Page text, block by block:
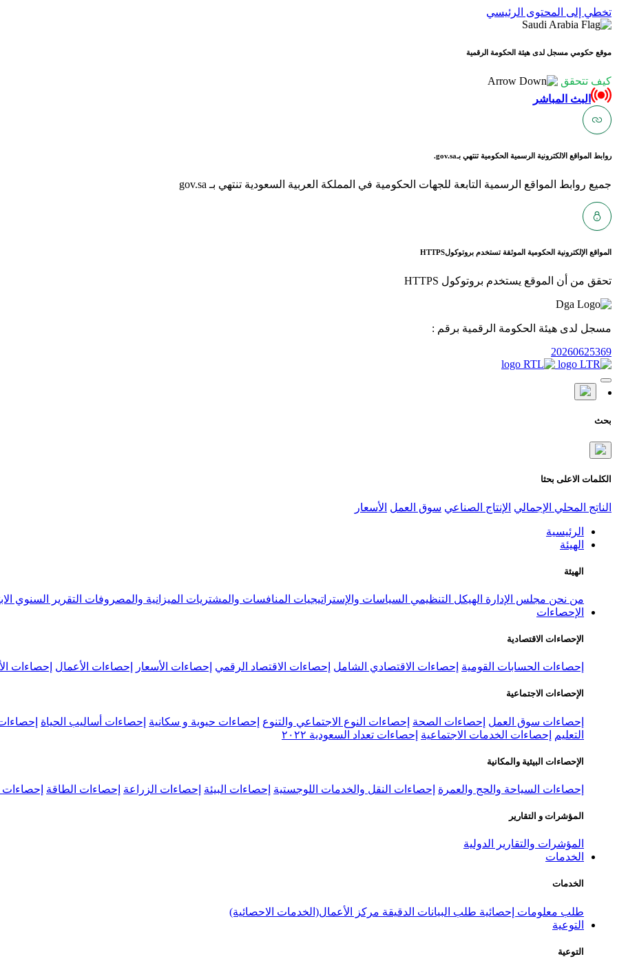
تخطي إلى المحتوى الرئيسي
موقع حكومي مسجل لدى هيئة الحكومة الرقمية
كيف تتحقق
البث المباشر
روابط المواقع الالكترونية الرسمية الحكومية تنتهي بـgov.sa.
جميع روابط المواقع الرسمية التابعة للجهات الحكومية في المملكة العربية السعودية تنتهي بـ gov.sa
المواقع الإلكترونية الحكومية الموثقة تستخدم بروتوكولHTTPS
تحقق من أن الموقع يستخدم بروتوكول HTTPS
مسجل لدى هيئة الحكومة الرقمية برقم :
20260625369
بحث
الكلمات الاعلى بحثا
الناتج المحلي الإجمالي الإنتاج الصناعي سوق العمل الأسعار
الرئيسية
الهيئة
الهيئة
من نحن مجلس الإدارة الهيكل التنظيمي السياسات والإستراتيجيات المنافسات والمشتريات الميزانية والمصروفات التقرير السنوي
الإحصاءات
الإحصاءات الاقتصادية
إحصاءات الحسابات القومية إحصاءات الاقتصادي الشامل إحصاءات الاقتصاد الرقمي إحصاءات الأسعار إحصاءات الأعمال إحصاءات
الإحصاءات الاجتماعية
إحصاءات سوق العمل إحصاءات الصحة إحصاءات النوع الاجتماعي والتنوع إحصاءات حيوية و سكانية إحصاءات أساليب الحياة
التعليم
إحصاءات الخدمات الاجتماعية إحصاءات تعداد السعودية ٢٠٢٢
الإحصاءات البيئية والمكانية
إحصاءات السياحة والحج والعمرة إحصاءات النقل والخدمات اللوجستية إحصاءات البيئة إحصاءات الزراعة إحصاءات الطاقة إحصاءات
المؤشرات و التقارير
المؤشرات والتقارير الدولية
الخدمات
الخدمات
طلب معلومات إحصائية طلب البيانات الدقيقة مركز الأعمال(الخدمات الاحصائية)
التوعية
التوعية